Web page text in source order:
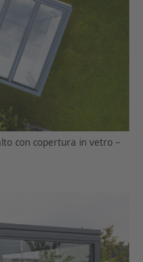
con copertura in vetro –